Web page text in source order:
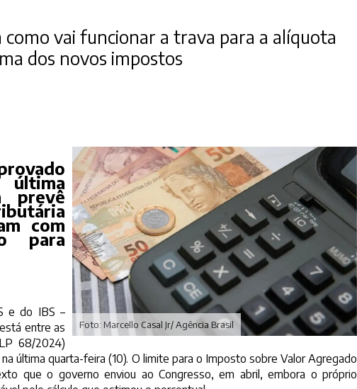
vai funcionar a trava para a alíquota
dos novos impostos
Foto: Marcello Casal Jr/ Agência Brasil
prevê
com
para
e do IBS –
entre as
68/2024)
última quarta-feira (10). O limite para o Imposto sobre Valor Agregado
que o governo enviou ao Congresso, em abril, embora o próprio